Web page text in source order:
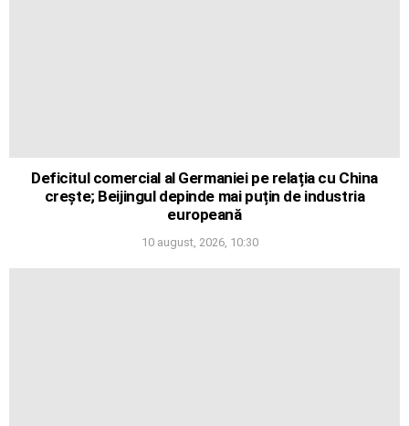
Deficitul comercial al Germaniei pe relația cu China
crește; Beijingul depinde mai puțin de industria
europeană
10 august, 2026, 10:30